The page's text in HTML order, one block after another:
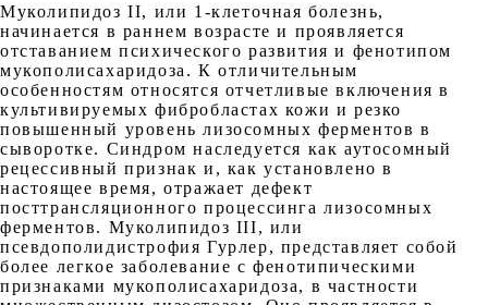
Муколипидоз II, или 1-клеточная болезнь,
начинается в раннем возрасте и проявляется
отставанием психического развития и фенотипом
мукополисахаридоза. К отличительным
особенностям относятся отчетливые включения в
культивируемых фибробластах кожи и резко
повышенный уровень лизосомных ферментов в
сыворотке. Синдром наследуется как аутосомный
рецессивный признак и, как установлено в
настоящее время, отражает дефект
посттрансляционного процессинга лизосомных
ферментов. Муколипидоз III, или
псевдополидистрофия Гурлер, представляет собой
более легкое заболевание с фенотипическими
признаками мукополисахаридоза, в частности